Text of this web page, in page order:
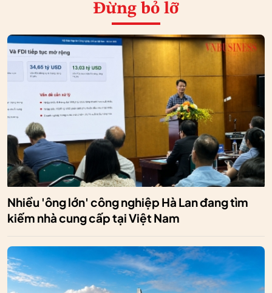
Đừng bỏ lỡ
Nhiều 'ông lớn' công nghiệp Hà Lan đang tìm
kiếm nhà cung cấp tại Việt Nam